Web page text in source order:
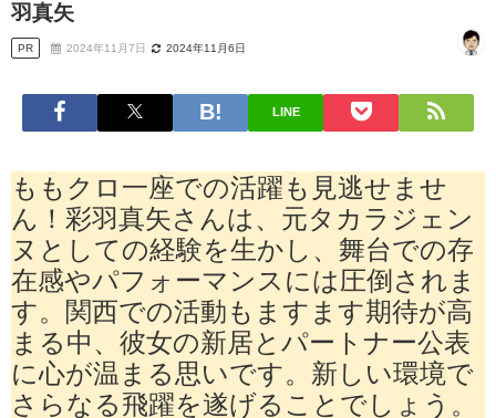
羽真矢
PR 2024年11月7日 2024年11月6日
LINE
ももクロ一座での活躍も見逃せませ
ん！彩羽真矢さんは、元タカラジェン
ヌとしての経験を生かし、舞台での存
在感やパフォーマンスには圧倒されま
す。関西での活動もますます期待が高
まる中、彼女の新居とパートナー公表
に心が温まる思いです。新しい環境で
さらなる飛躍を遂げることでしょう。